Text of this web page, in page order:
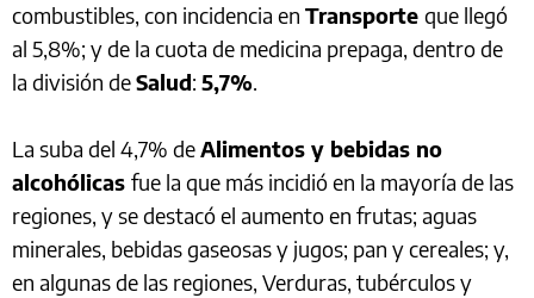
combustibles, con incidencia en Transporte que llegó
al 5,8%; y de la cuota de medicina prepaga, dentro de
la división deSalud: 5,7%.
La suba del 4,7% deAlimentos y bebidas no
alcohólicas fue la que más incidió en la mayoría de las
regiones, y se destacó el aumento en frutas; aguas
minerales, bebidas gaseosas y jugos; pan y cereales; y,
en algunas de las regiones, Verduras, tubérculos y